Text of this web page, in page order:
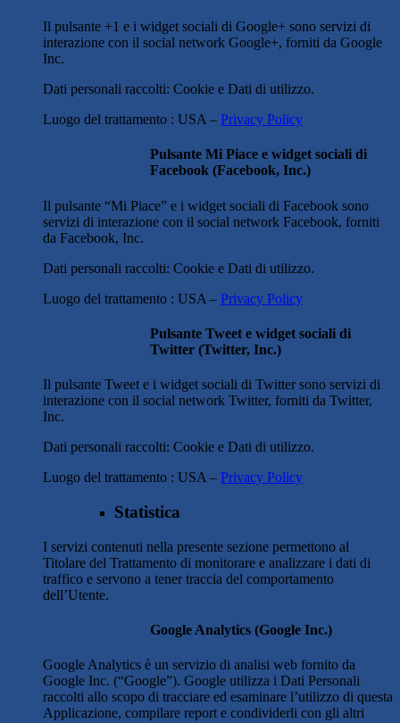
Il pulsante +1 e i widget sociali di Google+ sono servizi di
interazione con il social network Google+, forniti da Google
Inc.
Dati personali raccolti: Cookie e Dati di utilizzo.
Luogo del trattamento : USA – Privacy Policy
Pulsante Mi Piace e widget sociali di
Facebook (Facebook, Inc.)
Il pulsante “Mi Piace” e i widget sociali di Facebook sono
servizi di interazione con il social network Facebook, forniti
da Facebook, Inc.
Dati personali raccolti: Cookie e Dati di utilizzo.
Luogo del trattamento : USA – Privacy Policy
Pulsante Tweet e widget sociali di
Twitter (Twitter, Inc.)
Il pulsante Tweet e i widget sociali di Twitter sono servizi di
interazione con il social network Twitter, forniti da Twitter,
Inc.
Dati personali raccolti: Cookie e Dati di utilizzo.
Luogo del trattamento : USA – Privacy Policy
Statistica
I servizi contenuti nella presente sezione permettono al
Titolare del Trattamento di monitorare e analizzare i dati di
traffico e servono a tener traccia del comportamento
dell’Utente.
Google Analytics (Google Inc.)
Google Analytics è un servizio di analisi web fornito da
Google Inc. (“Google”). Google utilizza i Dati Personali
raccolti allo scopo di tracciare ed esaminare l’utilizzo di questa
Applicazione, compilare report e condividerli con gli altri